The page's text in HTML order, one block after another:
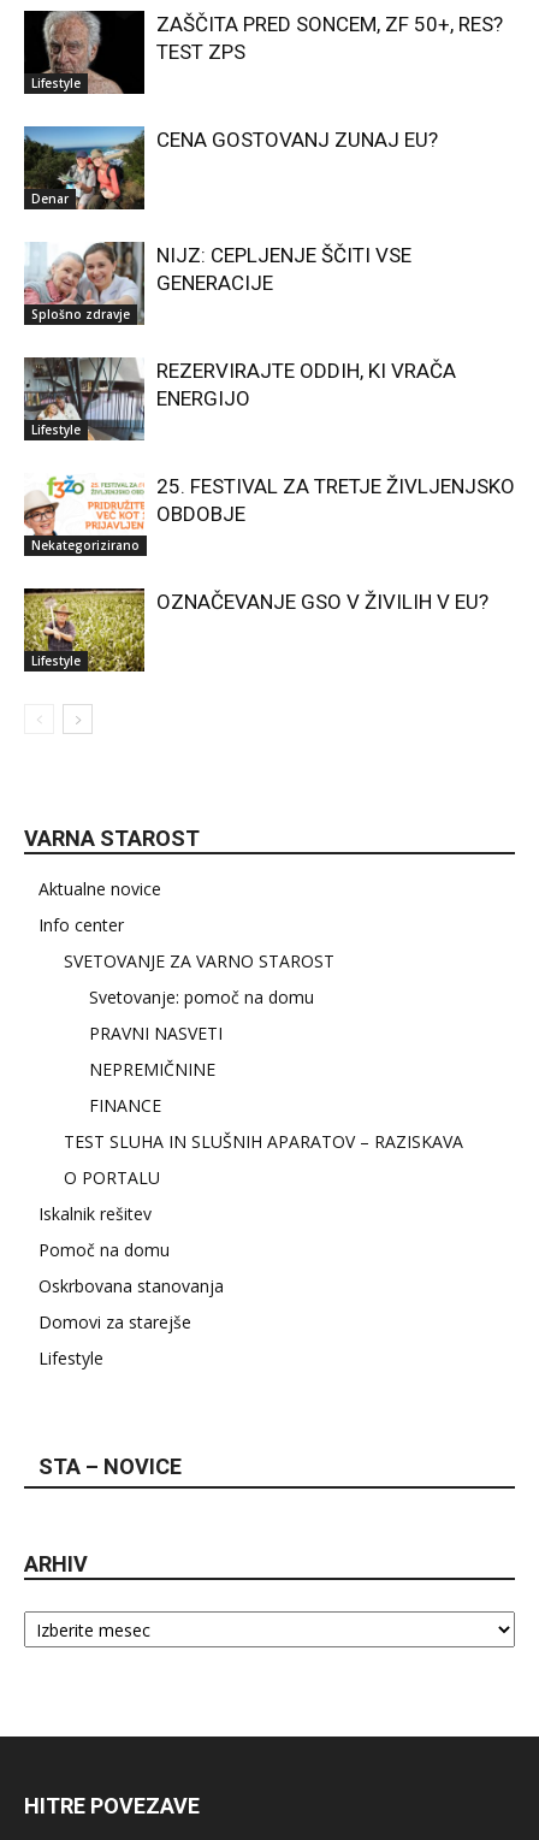
Lifestyle
ZAŠČITA PRED SONCEM, ZF 50+, RES?
TEST ZPS
Denar
CENA GOSTOVANJ ZUNAJ EU?
Splošno zdravje
NIJZ: CEPLJENJE ŠČITI VSE
GENERACIJE
Lifestyle
REZERVIRAJTE ODDIH, KI VRAČA
ENERGIJO
Nekategorizirano
25. FESTIVAL ZA TRETJE ŽIVLJENJSKO
OBDOBJE
Lifestyle
OZNAČEVANJE GSO V ŽIVILIH V EU?
VARNA STAROST
Aktualne novice
Info center
SVETOVANJE ZA VARNO STAROST
Svetovanje: pomoč na domu
PRAVNI NASVETI
NEPREMIČNINE
FINANCE
TEST SLUHA IN SLUŠNIH APARATOV – RAZISKAVA
O PORTALU
Iskalnik rešitev
Pomoč na domu
Oskrbovana stanovanja
Domovi za starejše
Lifestyle
STA – NOVICE
ARHIV
Arhiv
HITRE POVEZAVE